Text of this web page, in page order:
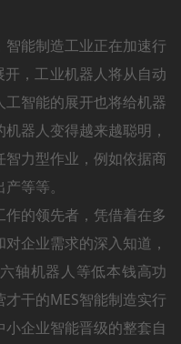
能制造工业正在加速行
，工业机器人将从自动
智能的展开也将给机器
器人变得越来越聪明，
力型作业，例如依据商
等等。
的领先者，凭借着在多
企业需求的深入知道，
轴机器人等低本钱高功
干的MES智能制造实行
企业智能晋级的整套自